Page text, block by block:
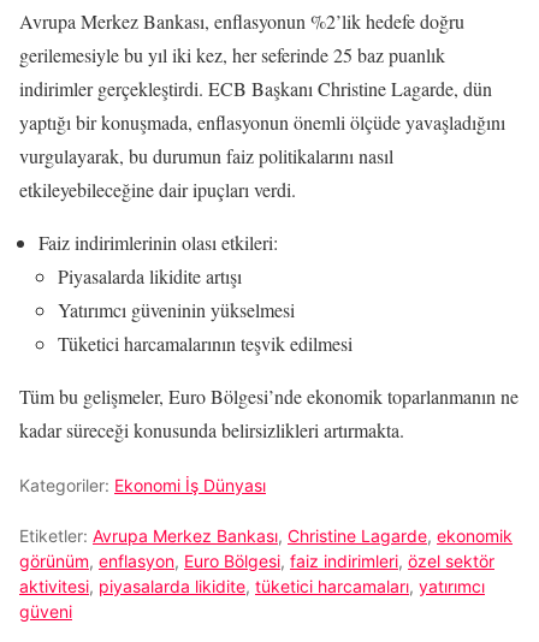
Avrupa Merkez Bankası, enflasyonun %2’lik hedefe doğru
gerilemesiyle bu yıl iki kez, her seferinde 25 baz puanlık
indirimler gerçekleştirdi. ECB Başkanı Christine Lagarde, dün
yaptığı bir konuşmada, enflasyonun önemli ölçüde yavaşladığını
vurgulayarak, bu durumun faiz politikalarını nasıl
etkileyebileceğine dair ipuçları verdi.
Faiz indirimlerinin olası etkileri:
Piyasalarda likidite artışı
Yatırımcı güveninin yükselmesi
Tüketici harcamalarının teşvik edilmesi
Tüm bu gelişmeler, Euro Bölgesi’nde ekonomik toparlanmanın ne
kadar süreceği konusunda belirsizlikleri artırmakta.
Kategoriler: Ekonomi İş Dünyası
Etiketler: Avrupa Merkez Bankası, Christine Lagarde, ekonomik
görünüm, enflasyon, Euro Bölgesi, faiz indirimleri, özel sektör
aktivitesi, piyasalarda likidite, tüketici harcamaları, yatırımcı
güveni